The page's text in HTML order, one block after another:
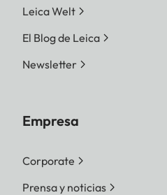
Leica Welt
El Blog de Leica
Newsletter
Empresa
Corporate
Prensa y noticias